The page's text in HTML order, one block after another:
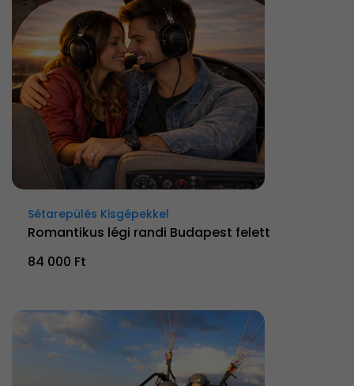
Sétarepülés Kisgépekkel
Romantikus légi randi Budapest felett
84 000 Ft